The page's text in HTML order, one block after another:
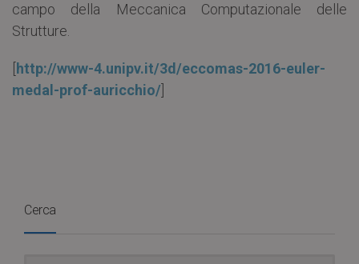
campo della Meccanica Computazionale delle
Strutture.
http://www-4.unipv.it/3d/eccomas-2016-euler-
medal-prof-auricchio/
Cerca